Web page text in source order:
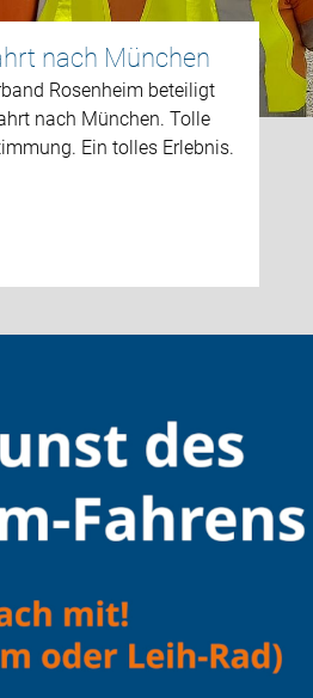
nach München
Rosenheim beteiligt
nach München. Tolle
Ein tolles Erlebnis.